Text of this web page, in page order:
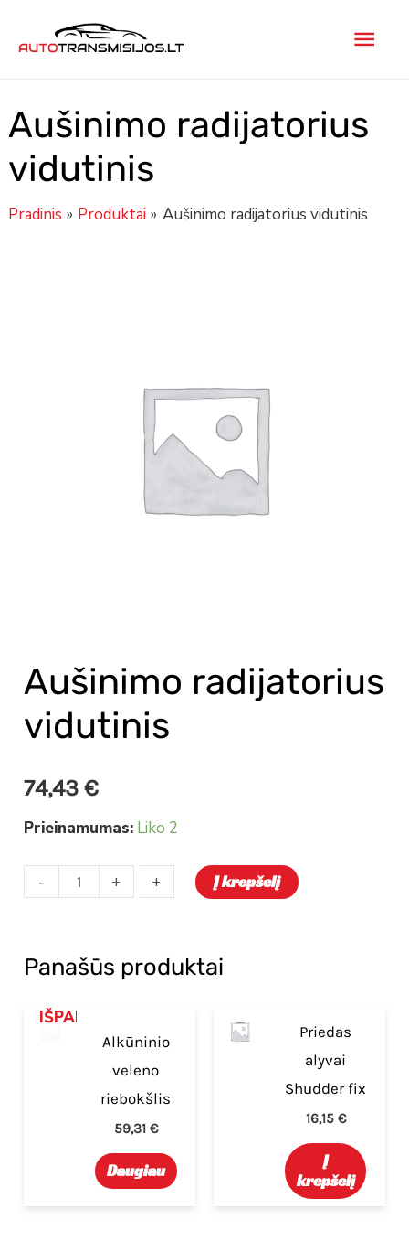
prie
Aušinimo radijatorius
vidutinis
Pradinis Produktai Aušinimo radijatorius vidutinis
Aušinimo radijatorius
vidutinis
74,43€
Prieinamumas: Liko 2
-
- + + Į krepšelį
Panašūs produktai
IŠPARDUOTA
Alkūninio
veleno
riebokšlis
59,31 €
Daugiau
Priedas
alyvai
Shudder fix
16,15 €
Į
krepšelį